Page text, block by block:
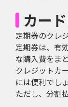
カー
定期券のクレ
定期券は、有
な購入費をま
クレジットカ
には便利でしょ
ただし、分割